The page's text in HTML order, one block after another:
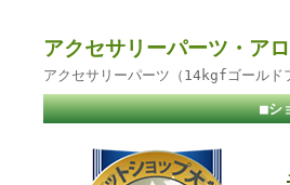
アクセサリーパーツ・ア
アクセサリーパーツ（14kgfゴールド
■シ